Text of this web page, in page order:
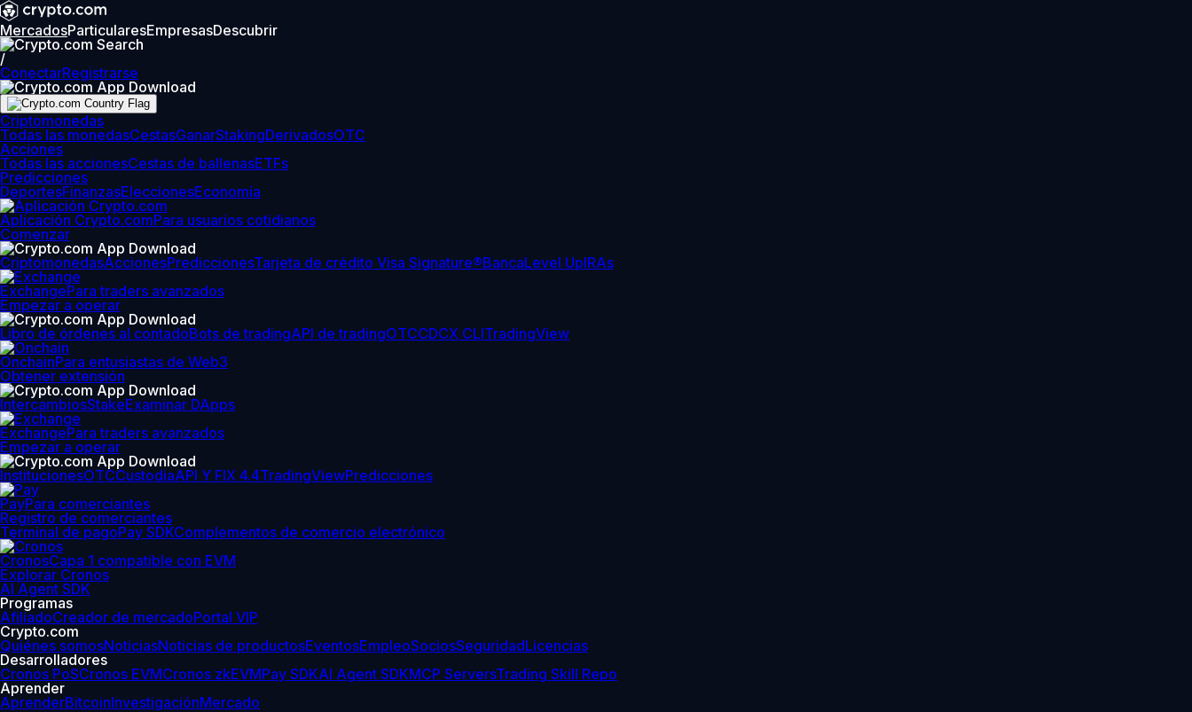
MercadosParticularesEmpresasDescubrir
/
ConectarRegistrarse
Criptomonedas
Todas las monedasCestasGanarStakingDerivadosOTC
Acciones
Todas las accionesCestas de ballenasETFs
Predicciones
DeportesFinanzasEleccionesEconomía
Aplicación Crypto.comPara usuarios cotidianos
Comenzar
CriptomonedasAccionesPrediccionesTarjeta de crédito Visa Signature®BancaLevel UpIRAs
ExchangePara traders avanzados
Empezar a operar
Libro de órdenes al contadoBots de tradingAPI de tradingOTCCDCX CLITradingView
OnchainPara entusiastas de Web3
Obtener extensión
IntercambiosStakeExaminar DApps
ExchangePara traders avanzados
Empezar a operar
InstitucionesOTCCustodiaAPI Y FIX 4.4TradingViewPredicciones
PayPara comerciantes
Registro de comerciantes
Terminal de pagoPay SDKComplementos de comercio electrónico
CronosCapa 1 compatible con EVM
Explorar Cronos
AI Agent SDK
Programas
AfiliadoCreador de mercadoPortal VIP
Crypto.com
Quiénes somosNoticiasNoticias de productosEventosEmpleoSociosSeguridadLicencias
Desarrolladores
Cronos PoSCronos EVMCronos zkEVMPay SDKAI Agent SDKMCP ServersTrading Skill Repo
Aprender
AprenderBitcoinInvestigaciónMercado